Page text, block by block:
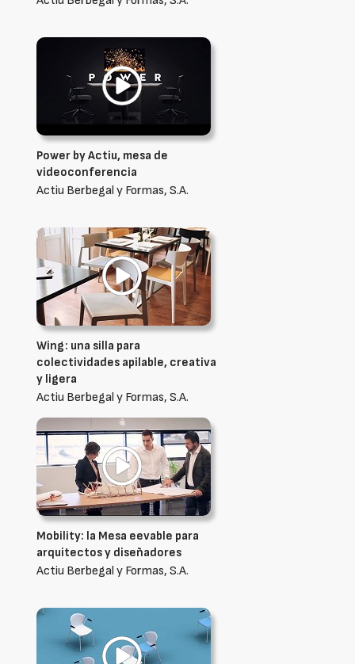
Power by Actiu, mesa de
videoconferencia
Actiu Berbegal y Formas, S.A.
Wing: una silla para
colectividades apilable, creativa
y ligera
Actiu Berbegal y Formas, S.A.
Mobility: la Mesa eevable para
arquitectos y diseñadores
Actiu Berbegal y Formas, S.A.